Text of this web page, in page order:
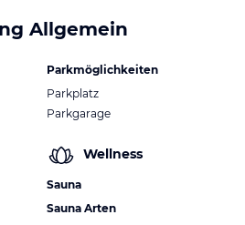
Allgemein
Parkmöglichkeiten
Parkplatz
Parkgarage
Wellness
Sauna
Sauna Arten